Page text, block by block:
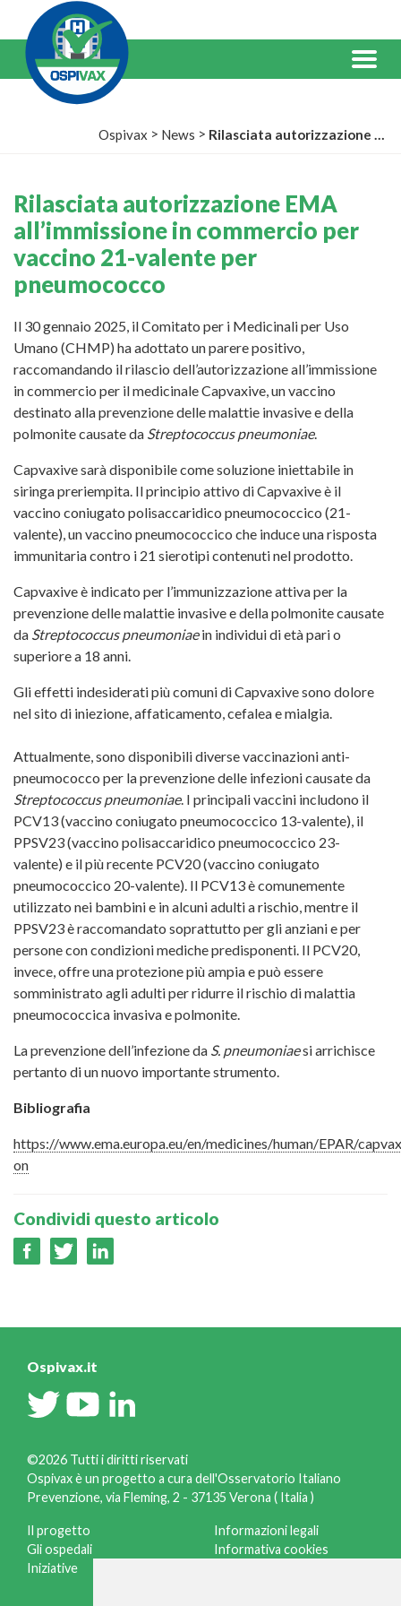
Menu
Ospivax > News > Rilasciata autorizzazione EMA all’immissione in commercio per vaccino 21-valente per pneumococco
Rilasciata autorizzazione EMA
all’immissione in commercio per
vaccino 21-valente per
pneumococco
Il 30 gennaio 2025, il Comitato per i Medicinali per Uso
Umano (CHMP) ha adottato un parere positivo,
raccomandando il rilascio dell’autorizzazione all’immissione
in commercio per il medicinale Capvaxive, un vaccino
destinato alla prevenzione delle malattie invasive e della
polmonite causate da Streptococcus pneumoniae.
Capvaxive sarà disponibile come soluzione iniettabile in
siringa preriempita. Il principio attivo di Capvaxive è il
vaccino coniugato polisaccaridico pneumococcico (21-
valente), un vaccino pneumococcico che induce una risposta
immunitaria contro i 21 sierotipi contenuti nel prodotto.
Capvaxive è indicato per l’immunizzazione attiva per la
prevenzione delle malattie invasive e della polmonite causate
da Streptococcus pneumoniaein individui di età pari o
superiore a 18 anni.
Gli effetti indesiderati più comuni di Capvaxive sono dolore
nel sito di iniezione, affaticamento, cefalea e mialgia.
Attualmente, sono disponibili diverse vaccinazioni anti-
pneumococco per la prevenzione delle infezioni causate da
Streptococcus pneumoniae. I principali vaccini includono il
PCV13 (vaccino coniugato pneumococcico 13-valente), il
PPSV23 (vaccino polisaccaridico pneumococcico 23-
valente) e il più recente PCV20 (vaccino coniugato
pneumococcico 20-valente). Il PCV13 è comunemente
utilizzato nei bambini e in alcuni adulti a rischio, mentre il
PPSV23 è raccomandato soprattutto per gli anziani e per
persone con condizioni mediche predisponenti. Il PCV20,
invece, offre una protezione più ampia e può essere
somministrato agli adulti per ridurre il rischio di malattia
pneumococcica invasiva e polmonite.
La prevenzione dell’infezione da S. pneumoniaesi arrichisce
pertanto di un nuovo importante strumento.
Bibliografia
https://www.ema.europa.eu/en/medicines/human/EPAR/
on
Condividi questo articolo
Ospivax.it
©2026 Tutti i diritti riservati
Ospivax è un progetto a cura dell'Osservatorio Italiano
Prevenzione, via Fleming, 2 - 37135 Verona ( Italia )
Il progetto
Gli ospedali
Iniziative
Informazioni legali
Informativa cookies